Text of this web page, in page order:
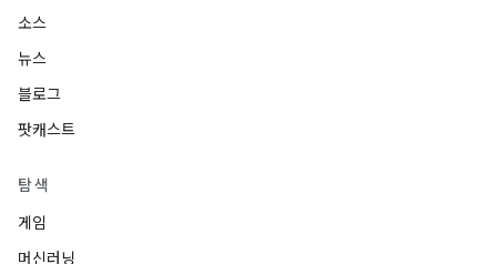
소스
뉴스
블로그
팟캐스트
탐색
게임
머신러닝